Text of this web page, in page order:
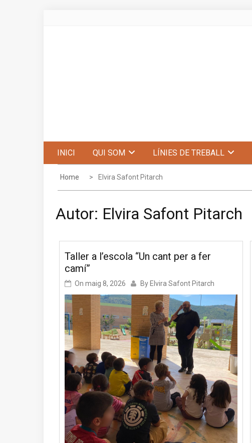
INICI QUI SOM LÍNIES DE TREBALL
Home Elvira Safont Pitarch
Autor: Elvira Safont Pitarch
Taller a l’escola “Un cant per a fer
camí”
On maig 8, 2026 By Elvira Safont Pitarch